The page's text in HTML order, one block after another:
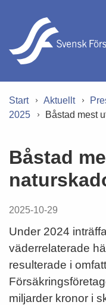
Start Aktuellt
2025
Båstad mest
Båstad
2025-10-29
Under 2024
väderrelaterade
resulterade i
miljarder kronor i